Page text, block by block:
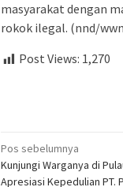
masyarakat dengan
rokok ilegal. (nnd/
Post Views: 1,270
Navigasi
pos
Pos sebelumnya
Kunjungi Warganya di
Apresiasi Kepedulian PT.